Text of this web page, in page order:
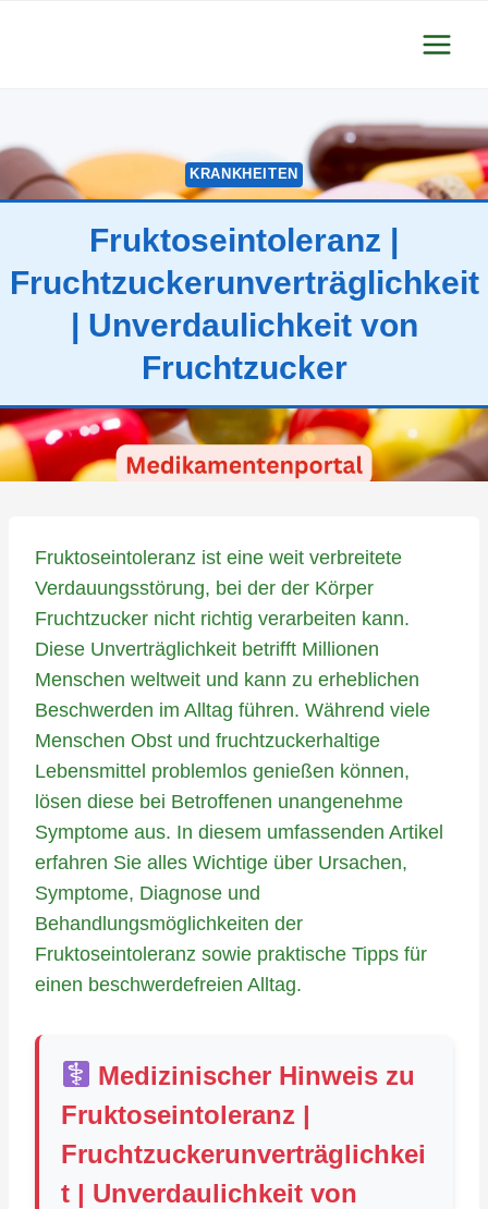
KRANKHEITEN
Fruktoseintoleranz |
Fruchtzuckerunverträglichkeit
| Unverdaulichkeit von
Fruchtzucker
Fruktoseintoleranz ist eine weit verbreitete
Verdauungsstörung, bei der der Körper
Fruchtzucker nicht richtig verarbeiten kann.
Diese Unverträglichkeit betrifft Millionen
Menschen weltweit und kann zu erheblichen
Beschwerden im Alltag führen. Während viele
Menschen Obst und fruchtzuckerhaltige
Lebensmittel problemlos genießen können,
lösen diese bei Betroffenen unangenehme
Symptome aus. In diesem umfassenden Artikel
erfahren Sie alles Wichtige über Ursachen,
Symptome, Diagnose und
Behandlungsmöglichkeiten der
Fruktoseintoleranz sowie praktische Tipps für
einen beschwerdefreien Alltag.
Medizinischer Hinweis zu
Fruktoseintoleranz |
Fruchtzuckerunverträglichkei
t | Unverdaulichkeit von